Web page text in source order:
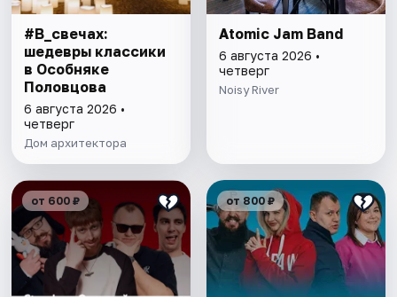
#В_свечах:
шедевры классики
в Особняке
Половцова
6 августа 2026 •
четверг
Дом архитектора
Atomic Jam Band
6 августа 2026 •
четверг
Noisy River
от 600 ₽ от 800 ₽